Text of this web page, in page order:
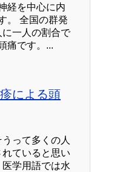
経を中心に内
。 全国の群発
一人の割合で
痛です。...
による頭
って多くの人
れていると思い
医学用語では水